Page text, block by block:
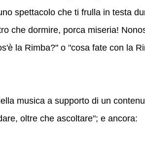
spettacolo che ti frulla in testa
che dormire, porca miseria!
la Rimba?" o "cosa fate con la
musica a supporto di un
oltre che ascoltare"; e ancora: